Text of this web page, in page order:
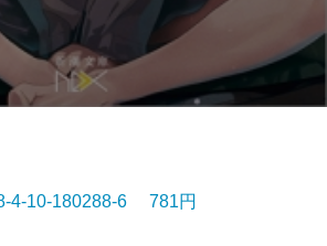
4-10-180288-6 781円